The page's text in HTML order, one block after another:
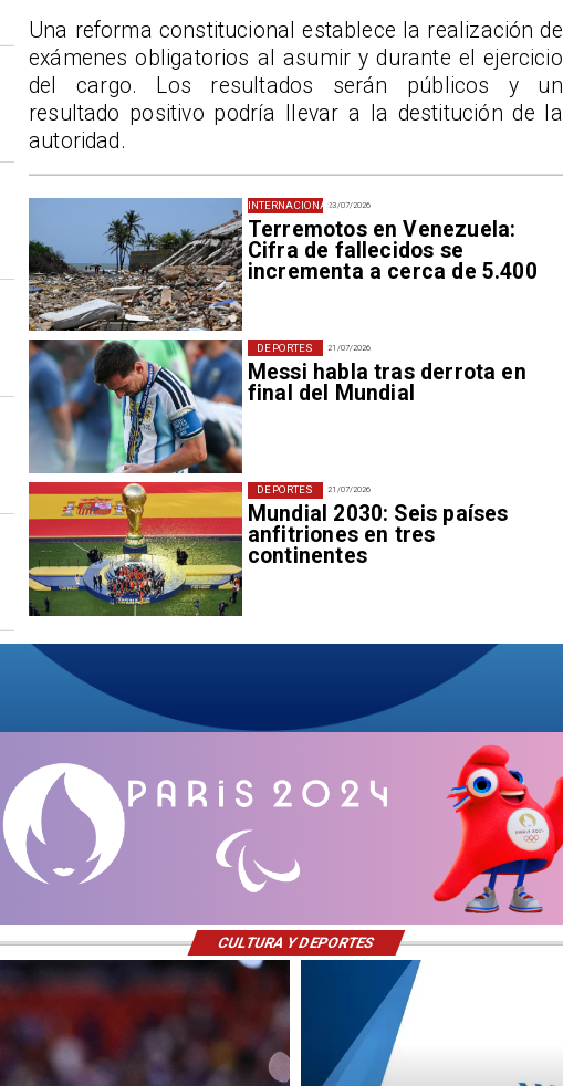
23/07/2026
Terremotos en Venezuela:
Cifra de fallecidos se
incrementa a cerca de 5.400
INTERNACIONAL
21/07/2026
Messi habla tras derrota en
final del Mundial
DEPORTES
21/07/2026
Mundial 2030: Seis países
anfitriones en tres
continentes
DEPORTES
Una reforma constitucional establece la realización de
exámenes obligatorios al asumir y durante el ejercicio
del cargo. Los resultados serán públicos y un
resultado positivo podría llevar a la destitución de la
autoridad.
CULTURA Y DEPORTES